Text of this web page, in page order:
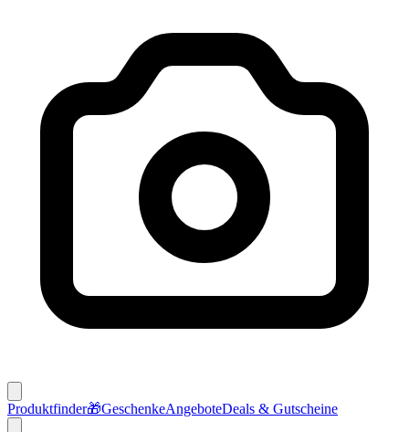
Produktfinder🎁GeschenkeAngeboteDeals & Gutscheine